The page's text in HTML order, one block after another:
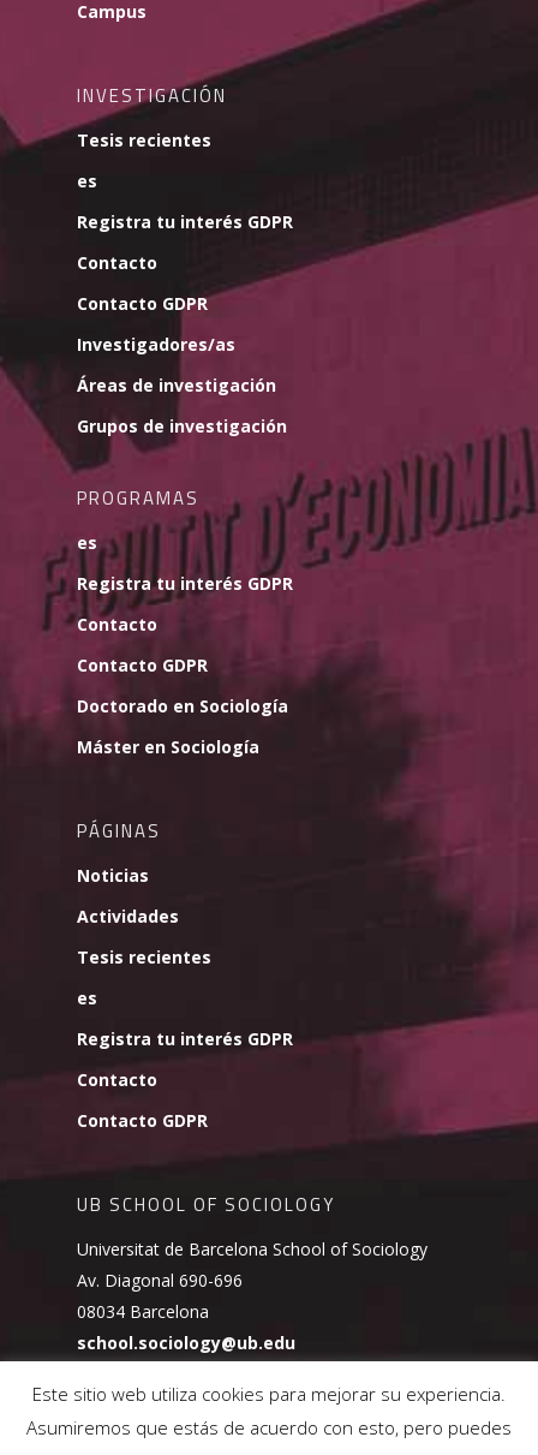
Campus
INVESTIGACIÓN
Tesis recientes
es
Registra tu interés GDPR
Contacto
Contacto GDPR
Investigadores/as
Áreas de investigación
Grupos de investigación
PROGRAMAS
es
Registra tu interés GDPR
Contacto
Contacto GDPR
Doctorado en Sociología
Máster en Sociología
PÁGINAS
Noticias
Actividades
Tesis recientes
es
Registra tu interés GDPR
Contacto
Contacto GDPR
UB SCHOOL OF SOCIOLOGY
Universitat de Barcelona School of Sociology
Av. Diagonal 690-696
08034 Barcelona
school.sociology@ub.edu
Este sitio web utiliza cookies para mejorar su experiencia.
Asumiremos que estás de acuerdo con esto, pero puedes